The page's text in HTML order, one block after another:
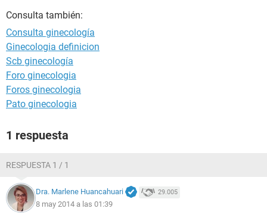
Consulta también:
Consulta ginecología
Ginecologia definicion
Scb ginecología
Foro ginecologia
Foros ginecologia
Pato ginecologia
1 respuesta
RESPUESTA 1 / 1
Dra. Marlene Huancahuari 29.005
8 may 2014 a las 01:39